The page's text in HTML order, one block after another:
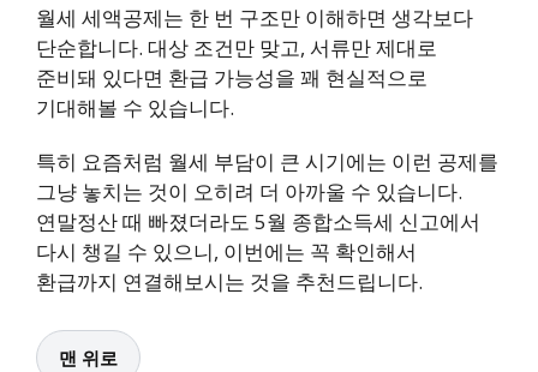
월세 세액공제는 한 번 구조만 이해하면 생각보다
단순합니다. 대상 조건만 맞고, 서류만 제대로
준비돼 있다면 환급 가능성을 꽤 현실적으로
기대해볼 수 있습니다.
특히 요즘처럼 월세 부담이 큰 시기에는 이런 공제를
그냥 놓치는 것이 오히려 더 아까울 수 있습니다.
연말정산 때 빠졌더라도 5월 종합소득세 신고에서
다시 챙길 수 있으니, 이번에는 꼭 확인해서
환급까지 연결해보시는 것을 추천드립니다.
맨 위로